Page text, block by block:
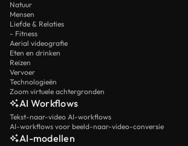
Natuur
Mensen
Liefde & Relaties
- Fitness
Aerial videografie
Eten en drinken
Reizen
Vervoer
Technologieën
Zoom virtuele achtergronden
AI Workflows
Tekst-naar-video AI-workflows
AI-workflows voor beeld-naar-video-conversie
AI-modellen